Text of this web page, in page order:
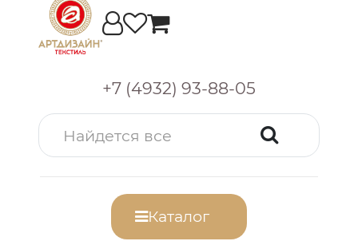
+7 (4932) 93-88-05
Каталог